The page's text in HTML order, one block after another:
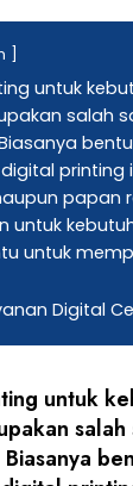
untuk
salah
printing
papan
untuk
untuk
Digital
untuk